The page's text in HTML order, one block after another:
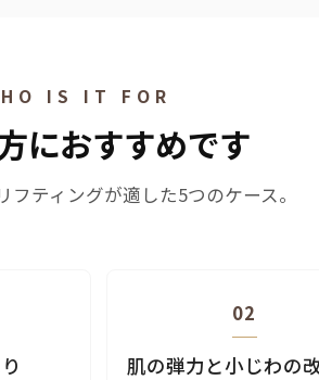
IS IT FOR
におすすめです
フティングが適した5つのケース。
02
肌の弾力と小じわの